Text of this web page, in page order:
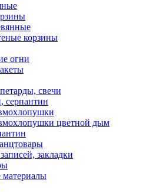
корзины
огни
свечи
серпантин
цветной дым
закладки
материалы